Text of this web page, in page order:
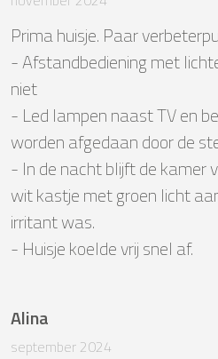
Prima huisje. Paar
- Afstandbediening met
niet
- Led lampen naast TV en
worden afgedaan door de
- In de nacht blijft de kamer
wit kastje met groen licht
irritant was.
- Huisje koelde vrij snel af.
Alina
september 2024